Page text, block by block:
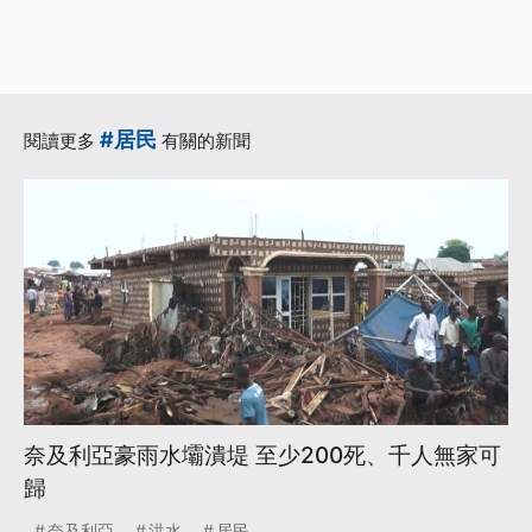
閱讀更多 #居民 有關的新聞
奈及利亞豪雨水壩潰堤 至少200死、千人無家可
歸